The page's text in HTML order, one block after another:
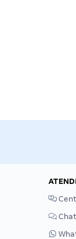
Chat